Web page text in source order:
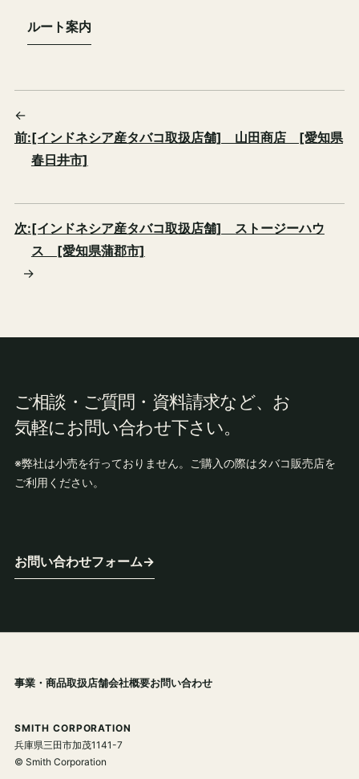
ルート案内
←
前:[インドネシア産タバコ取扱店舗] 山田商店 [愛知県
春日井市]
次:[インドネシア産タバコ取扱店舗] ストージーハウ
ス [愛知県蒲郡市]
→
ご相談・ご質問・資料請求など、お
気軽にお問い合わせ下さい。
※弊社は小売を行っておりません。ご購入の際はタバコ販売店を
ご利用ください。
お問い合わせフォーム→
事業・商品取扱店舗会社概要お問い合わせ
SMITH CORPORATION
兵庫県三田市加茂1141-7
© Smith Corporation